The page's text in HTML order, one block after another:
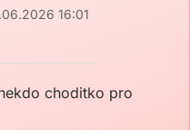
16:01
choditko pro